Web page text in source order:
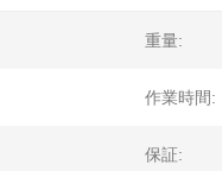
重量:
作業時間:
保証: